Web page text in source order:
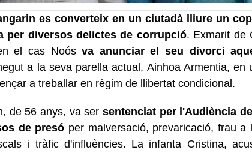
es converteix en un ciutadà lliure un
per diversos delictes de corrupció. Exmarit de
el cas Noósva anunciar el seu divorci
a la seva parella actual, Ainhoa Armentia, en
a treballar en règim de llibertat condicional.
de 56 anys, va ser sentenciat per l'Audiència
de presó per malversació, prevaricació, frau a
i tràfic d'influències. La infanta Cristina,